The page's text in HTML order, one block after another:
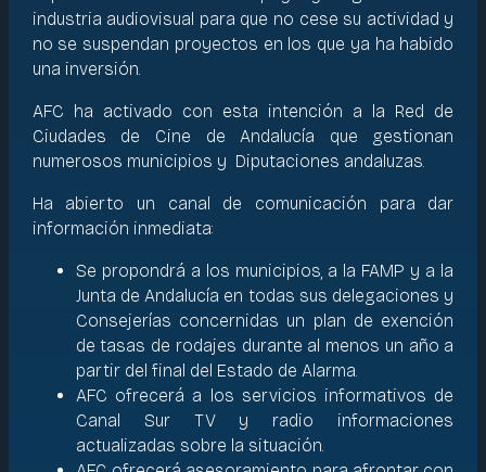
industria audiovisual para que no cese su actividad y
no se suspendan proyectos en los que ya ha habido
una inversión.
AFC ha activado con esta intención a la Red de
Ciudades de Cine de Andalucía que gestionan
numerosos municipios y Diputaciones andaluzas.
Ha abierto un canal de comunicación para dar
información inmediata:
Se propondrá a los municipios, a la FAMP y a la
Junta de Andalucía en todas sus delegaciones y
Consejerías concernidas un plan de exención
de tasas de rodajes durante al menos un año a
partir del final del Estado de Alarma.
AFC ofrecerá a los servicios informativos de
Canal Sur TV y radio informaciones
actualizadas sobre la situación.